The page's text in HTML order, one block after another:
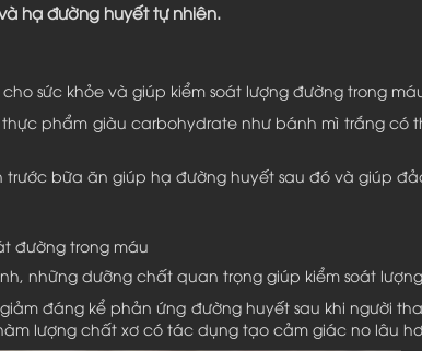
hạ đường huyết tự nhiên.
sức khỏe và giúp kiểm soát lượng đường trong
phẩm giàu carbohydrate như bánh mì trắng có
bữa ăn giúp hạ đường huyết sau đó và giúp
đường trong máu
những dưỡng chất quan trọng giúp kiểm soát
đáng kể phản ứng đường huyết sau khi người
lượng chất xơ có tác dụng tạo cảm giác no lâu